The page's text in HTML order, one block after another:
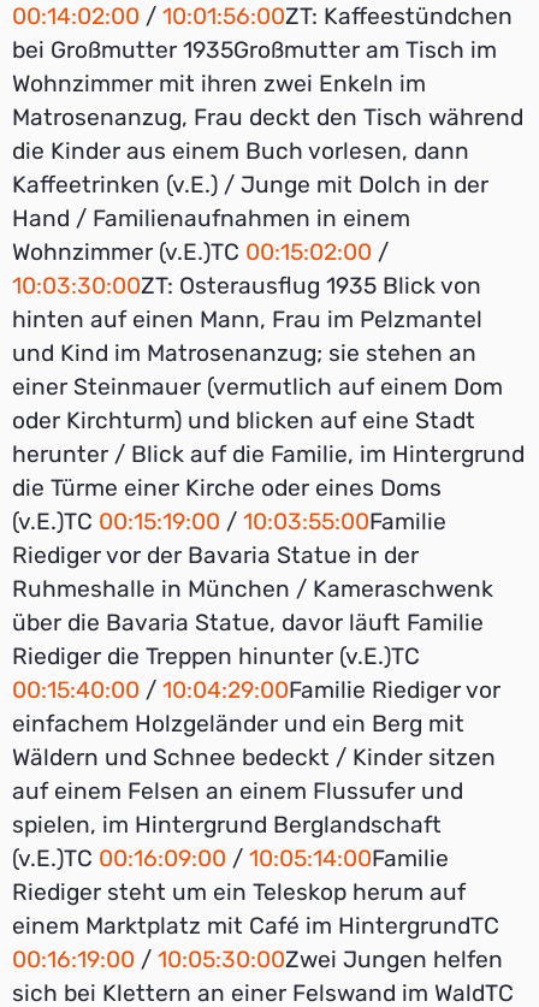
00:14:02:00 / 10:01:56:00ZT: Kaffeestündchen
bei Großmutter 1935Großmutter am Tisch im
Wohnzimmer mit ihren zwei Enkeln im
Matrosenanzug, Frau deckt den Tisch während
die Kinder aus einem Buch vorlesen, dann
Kaffeetrinken (v.E.) / Junge mit Dolch in der
Hand / Familienaufnahmen in einem
Wohnzimmer (v.E.)TC 00:15:02:00 /
10:03:30:00ZT: Osterausflug 1935 Blick von
hinten auf einen Mann, Frau im Pelzmantel
und Kind im Matrosenanzug; sie stehen an
einer Steinmauer (vermutlich auf einem Dom
oder Kirchturm) und blicken auf eine Stadt
herunter / Blick auf die Familie, im Hintergrund
die Türme einer Kirche oder eines Doms
(v.E.)TC 00:15:19:00 / 10:03:55:00Familie
Riediger vor der Bavaria Statue in der
Ruhmeshalle in München / Kameraschwenk
über die Bavaria Statue, davor läuft Familie
Riediger die Treppen hinunter (v.E.)TC
00:15:40:00 / 10:04:29:00Familie Riediger vor
einfachem Holzgeländer und ein Berg mit
Wäldern und Schnee bedeckt / Kinder sitzen
auf einem Felsen an einem Flussufer und
spielen, im Hintergrund Berglandschaft
(v.E.)TC 00:16:09:00 / 10:05:14:00Familie
Riediger steht um ein Teleskop herum auf
einem Marktplatz mit Café im HintergrundTC
00:16:19:00 / 10:05:30:00Zwei Jungen helfen
sich bei Klettern an einer Felswand im WaldTC